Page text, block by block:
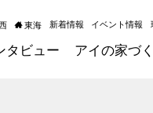
東海 新着情報 イベント情報
タビュー アイの家づ